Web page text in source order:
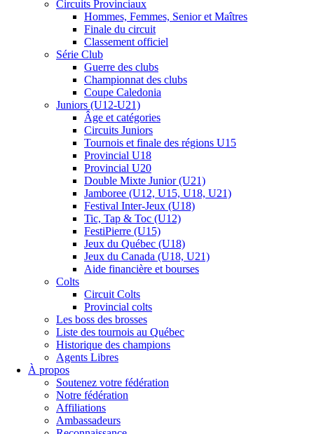
Circuits Provinciaux
Hommes, Femmes, Senior et Maîtres
Finale du circuit
Classement officiel
Série Club
Guerre des clubs
Championnat des clubs
Coupe Caledonia
Juniors (U12-U21)
Âge et catégories
Circuits Juniors
Tournois et finale des régions U15
Provincial U18
Provincial U20
Double Mixte Junior (U21)
Jamboree (U12, U15, U18, U21)
Festival Inter-Jeux (U18)
Tic, Tap & Toc (U12)
FestiPierre (U15)
Jeux du Québec (U18)
Jeux du Canada (U18, U21)
Aide financière et bourses
Colts
Circuit Colts
Provincial colts
Les boss des brosses
Liste des tournois au Québec
Historique des champions
Agents Libres
À propos
Soutenez votre fédération
Notre fédération
Affiliations
Ambassadeurs